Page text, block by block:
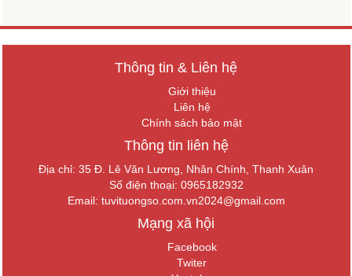
Thông tin & Liên hệ
Giới thiệu
Liên hệ
Chính sách bảo mật
Thông tin liên hệ
Địa chỉ: 35 Đ. Lê Văn Lương, Nhân Chính, Thanh Xuân
Số điện thoại: 0965182932
Email: tuvituongso.com.vn2024@gmail.com
Mạng xã hội
Facebook
Twiter